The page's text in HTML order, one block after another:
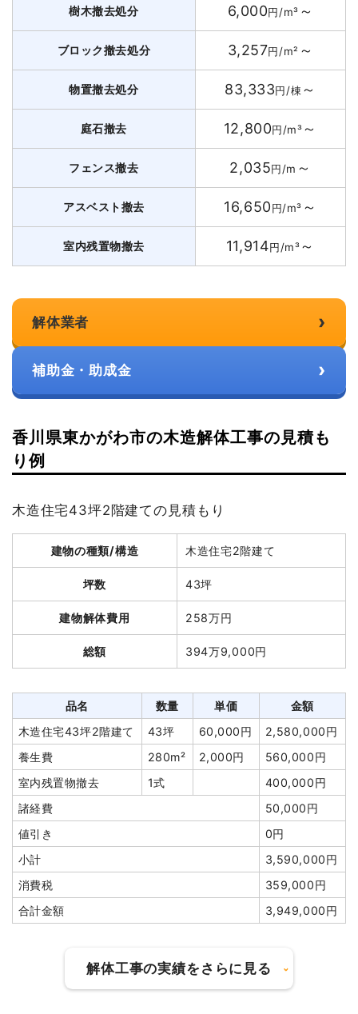
樹木撤去処分 6,000円/m³ ～
ブロック撤去処分 3,257円/m² ～
物置撤去処分 83,333円/棟～
庭石撤去 12,800円/m³～
フェンス撤去 2,035円/m ～
アスベスト撤去 16,650円/m³ ～
室内残置物撤去 11,914円/m³～
解体業者 ›
補助金・助成金 ›
香川県東かがわ市の木造解体工事の見積も
り例
木造住宅43坪2階建ての見積もり
建物の種類/構造 木造住宅2階建て
坪数 43坪
建物解体費用 258万円
総額 394万9,000円
品名 数量 単価
金額
木造住宅43坪2階建て
43坪 60,000円
2,580,000円
養生費
280m² 2,000円
560,000円
室内残置物撤去
1式
400,000円
諸経費
50,000円
値引き
0円
小計
3,590,000円
消費税
359,000円
合計金額
3,949,000円
解体工事の実績をさらに見る